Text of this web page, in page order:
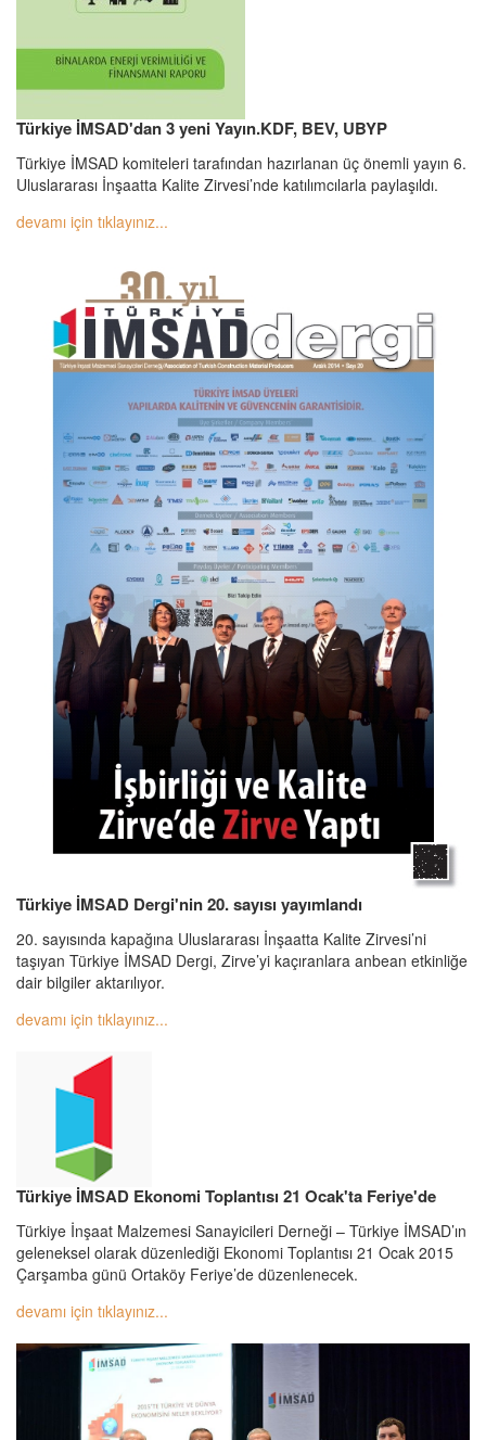
Türkiye İMSAD'dan 3 yeni Yayın.KDF, BEV, UBYP
Türkiye İMSAD komiteleri tarafından hazırlanan üç önemli yayın 6.
Uluslararası İnşaatta Kalite Zirvesi’nde katılımcılarla paylaşıldı.
devamı için tıklayınız...
Türkiye İMSAD Dergi'nin 20. sayısı yayımlandı
20. sayısında kapağına Uluslararası İnşaatta Kalite Zirvesi’ni
taşıyan Türkiye İMSAD Dergi, Zirve’yi kaçıranlara anbean etkinliğe
dair bilgiler aktarılıyor.
devamı için tıklayınız...
Türkiye İMSAD Ekonomi Toplantısı 21 Ocak'ta Feriye'de
Türkiye İnşaat Malzemesi Sanayicileri Derneği – Türkiye İMSAD’ın
geleneksel olarak düzenlediği Ekonomi Toplantısı 21 Ocak 2015
Çarşamba günü Ortaköy Feriye’de düzenlenecek.
devamı için tıklayınız...